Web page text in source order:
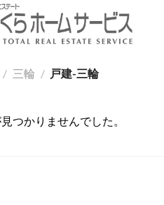
/ 三輪 / 戸建-三輪
つかりませんでした。